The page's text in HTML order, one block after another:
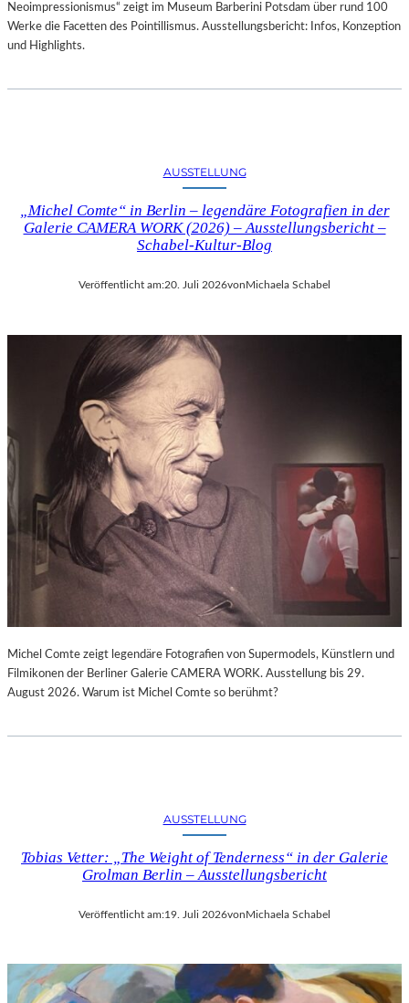
Neoimpressionismus“ zeigt im Museum Barberini Potsdam über rund 100
Werke die Facetten des Pointillismus. Ausstellungsbericht: Infos, Konzeption
und Highlights.
AUSSTELLUNG
„Michel Comte“ in Berlin – legendäre Fotografien in der
Galerie CAMERA WORK (2026) – Ausstellungsbericht –
Schabel-Kultur-Blog
Veröffentlicht am:20. Juli 2026von Michaela Schabel
Michel Comte zeigt legendäre Fotografien von Supermodels, Künstlern und
Filmikonen der Berliner Galerie CAMERA WORK. Ausstellung bis 29.
August 2026. Warum ist Michel Comte so berühmt?
AUSSTELLUNG
Tobias Vetter: „The Weight of Tenderness“ in der Galerie
Grolman Berlin – Ausstellungsbericht
Veröffentlicht am:19. Juli 2026von Michaela Schabel